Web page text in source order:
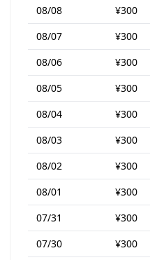
08/08
¥300
08/07
¥300
08/06
¥300
08/05
¥300
08/04
¥300
08/03
¥300
08/02
¥300
08/01
¥300
07/31
¥300
07/30
¥300